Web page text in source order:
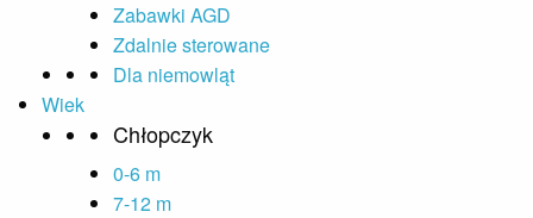
Zabawki AGD
Zdalnie sterowane
Dla niemowląt
Wiek
Chłopczyk
0-6 m
7-12 m